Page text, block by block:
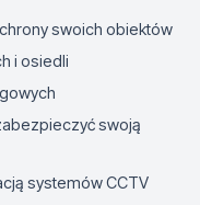
swoich obiektów
i osiedli
swoją
systemów CCTV